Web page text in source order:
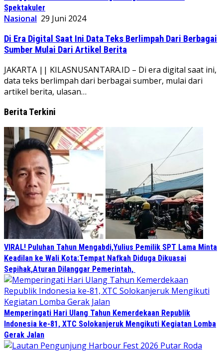
Spektakuler
Nasional 29 Juni 2024
Di Era Digital Saat Ini Data Teks Berlimpah Dari Berbagai
Sumber Mulai Dari Artikel Berita
JAKARTA || KILASNUSANTARA.ID – Di era digital saat ini,
data teks berlimpah dari berbagai sumber, mulai dari
artikel berita, ulasan…
Berita Terkini
VIRAL! Puluhan Tahun Mengabdi,Yulius Pemilik SPT Lama Minta
Keadilan ke Wali Kota:Tempat Nafkah Diduga Dikuasai
Sepihak,Aturan Dilanggar Pemerintah,
Memperingati Hari Ulang Tahun Kemerdekaan Republik
Indonesia ke-81, XTC Solokanjeruk Mengikuti Kegiatan Lomba
Gerak Jalan